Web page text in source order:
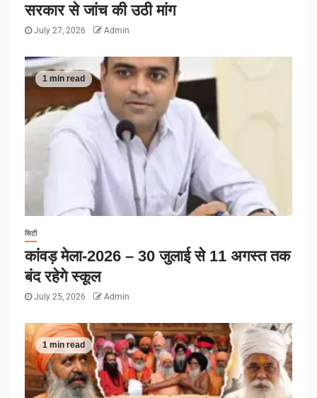
सरकार से जांच की उठी मांग
July 27, 2026 Admin
1 min read
सिटी
कांवड़ मेला-2026 – 30 जुलाई से 11 अगस्त तक
बंद रहेगे स्कूल
July 25, 2026 Admin
1 min read